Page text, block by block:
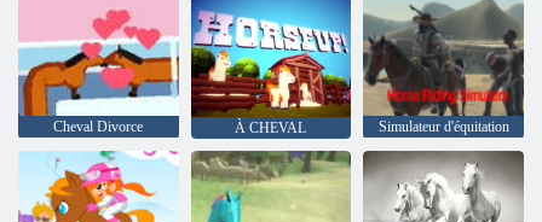
Cheval Divorce À CHEVAL Simulateur d'équitation